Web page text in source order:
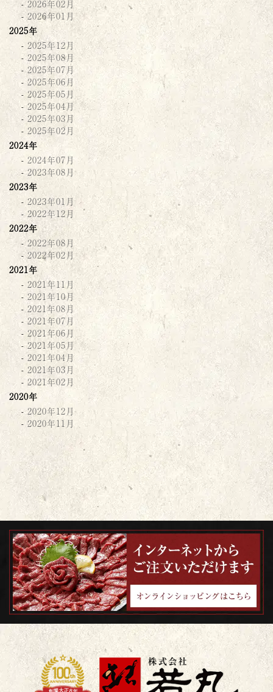
2026年02月
2026年01月
2025年
2025年12月
2025年08月
2025年07月
2025年06月
2025年05月
2025年04月
2025年03月
2025年02月
2024年
2024年07月
2023年08月
2023年
2023年01月
2022年12月
2022年
2022年08月
2022年02月
2021年
2021年11月
2021年10月
2021年08月
2021年07月
2021年06月
2021年05月
2021年04月
2021年03月
2021年02月
2020年
2020年12月
2020年11月